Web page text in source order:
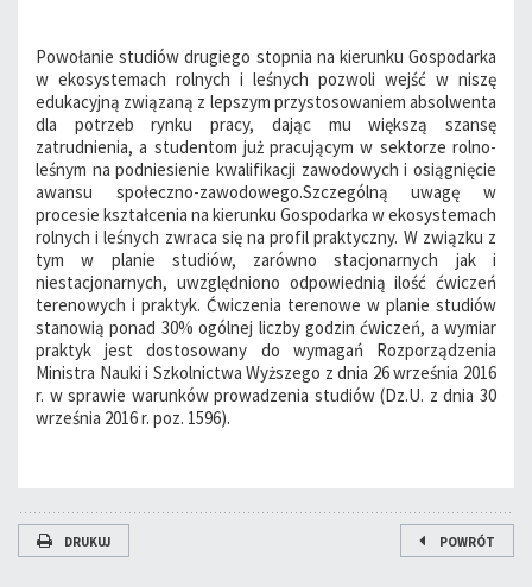
Powołanie studiów drugiego stopnia na kierunku Gospodarka
w ekosystemach rolnych i leśnych pozwoli wejść w niszę
edukacyjną związaną z lepszym przystosowaniem absolwenta
dla potrzeb rynku pracy, dając mu większą szansę
zatrudnienia, a studentom już pracującym w sektorze rolno-
leśnym na podniesienie kwalifikacji zawodowych i osiągnięcie
awansu społeczno-zawodowego.Szczególną uwagę w
procesie kształcenia na kierunku Gospodarka w ekosystemach
rolnych i leśnych zwraca się na profil praktyczny. W związku z
tym w planie studiów, zarówno stacjonarnych jak i
niestacjonarnych, uwzględniono odpowiednią ilość ćwiczeń
terenowych i praktyk. Ćwiczenia terenowe w planie studiów
stanowią ponad 30% ogólnej liczby godzin ćwiczeń, a wymiar
praktyk jest dostosowany do wymagań Rozporządzenia
Ministra Nauki i Szkolnictwa Wyższego z dnia 26 września 2016
r. w sprawie warunków prowadzenia studiów (Dz.U. z dnia 30
września 2016 r. poz. 1596).
DRUKUJ POWRÓT